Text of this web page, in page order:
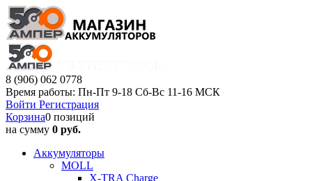
8 (906) 062 0778
Время работы: Пн-Пт 9-18 Сб-Вс 11-16 МСК
Войти Регистрация
Корзина0 позиций
на сумму 0 руб.
Аккумуляторы
MOLL
X-TRA Charge